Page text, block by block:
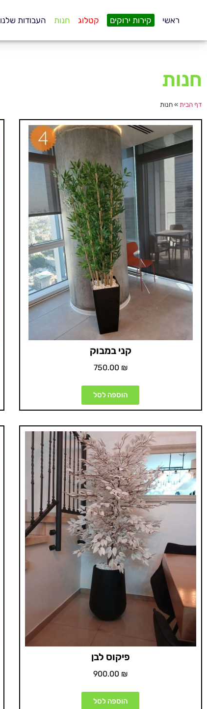
ראשי קירות ירוקים קטלוג חנות העבודות שלנו
חנות
דף הבית »חנות
קני במבוק
750.00 ₪
הוספה לסל
פיקוס לבן
900.00 ₪
הוספה לסל